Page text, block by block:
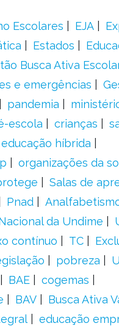
Escolares EJA
Estados
Busca Ativa
e emergências
pandemia
escola crianças
educação híbrida
organizações da
Salas de
Pnad
da Undime
contínuo TC
pobreza
BAE
cogemas
BAV
Busca Ativa
educação